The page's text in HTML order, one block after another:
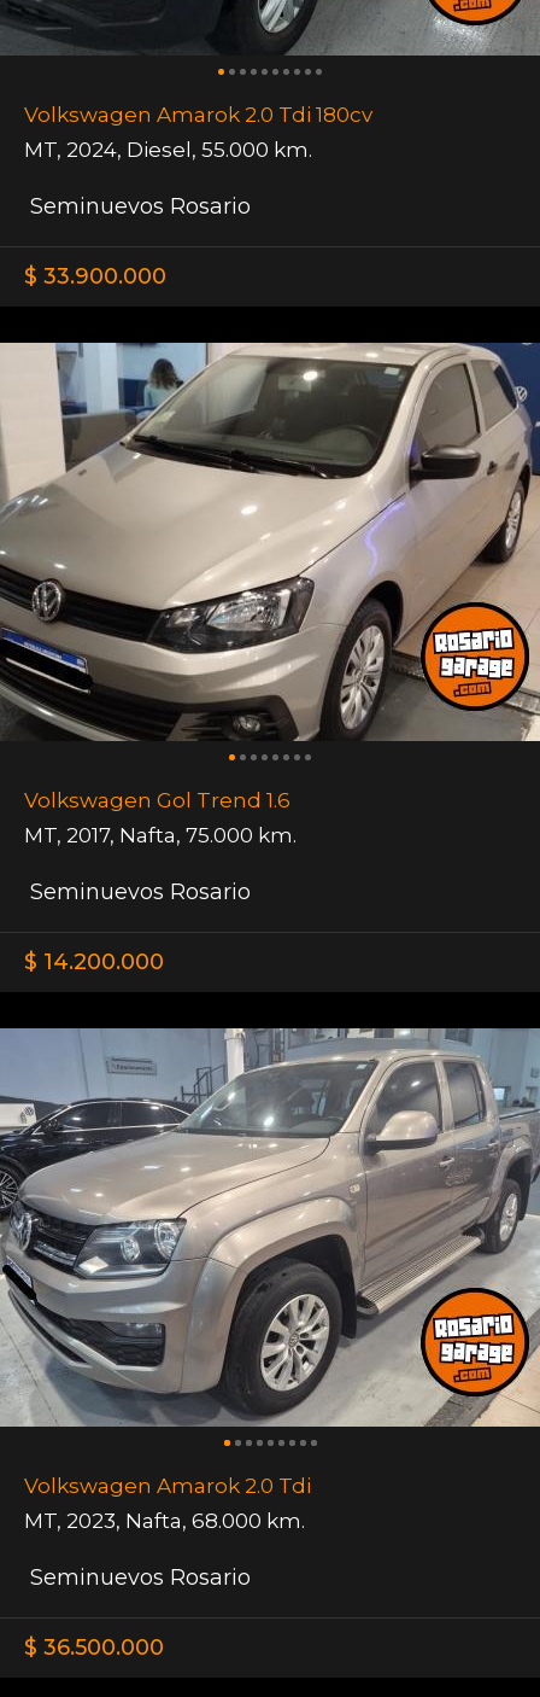
Volkswagen Amarok 2.0 Tdi 180cv
MT, 2024, Diesel, 55.000 km.
Seminuevos Rosario
$ 33.900.000
Volkswagen Gol Trend 1.6
MT, 2017, Nafta, 75.000 km.
Seminuevos Rosario
$ 14.200.000
Volkswagen Amarok 2.0 Tdi
MT, 2023, Nafta, 68.000 km.
Seminuevos Rosario
$ 36.500.000